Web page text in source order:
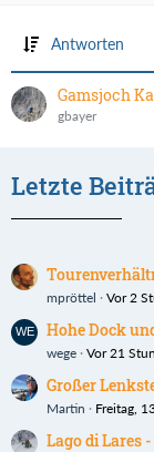
Antworten
Gamsjoch
gbayer
Letzte
mpröttel Vor 2
Hohe Dock
wege Vor 21
Großer
Martin Freitag,
Lago di Lares